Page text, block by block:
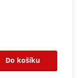
Do košíku